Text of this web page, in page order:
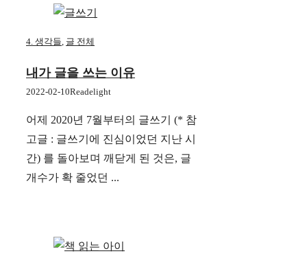
4. 생각들, 글 전체
내가 글을 쓰는 이유
2022-02-10Readelight
어제 2020년 7월부터의 글쓰기 (* 참
고글 : 글쓰기에 진심이었던 지난 시
간) 를 돌아보며 깨닫게 된 것은, 글
개수가 확 줄었던 ...